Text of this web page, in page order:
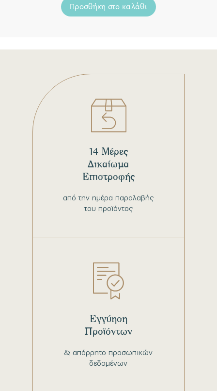
Προσθήκη στο καλάθι
από την ημέρα παραλαβής
του προϊόντος
14 Μέρες
Δικαίωμα
Επιστροφής
& απόρρητο προσωπικών
δεδομένων
Εγγύηση
Προϊόντων